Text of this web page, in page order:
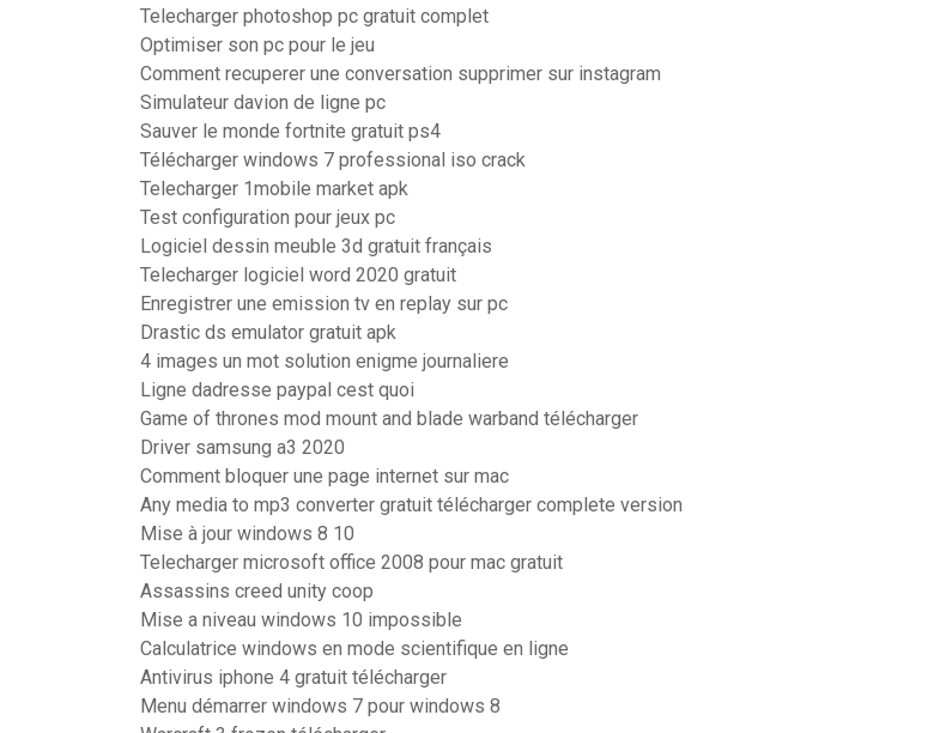
Telecharger photoshop pc gratuit complet
Optimiser son pc pour le jeu
Comment recuperer une conversation supprimer sur instagram
Simulateur davion de ligne pc
Sauver le monde fortnite gratuit ps4
Télécharger windows 7 professional iso crack
Telecharger 1mobile market apk
Test configuration pour jeux pc
Logiciel dessin meuble 3d gratuit français
Telecharger logiciel word 2020 gratuit
Enregistrer une emission tv en replay sur pc
Drastic ds emulator gratuit apk
4 images un mot solution enigme journaliere
Ligne dadresse paypal cest quoi
Game of thrones mod mount and blade warband télécharger
Driver samsung a3 2020
Comment bloquer une page internet sur mac
Any media to mp3 converter gratuit télécharger complete version
Mise à jour windows 8 10
Telecharger microsoft office 2008 pour mac gratuit
Assassins creed unity coop
Mise a niveau windows 10 impossible
Calculatrice windows en mode scientifique en ligne
Antivirus iphone 4 gratuit télécharger
Menu démarrer windows 7 pour windows 8